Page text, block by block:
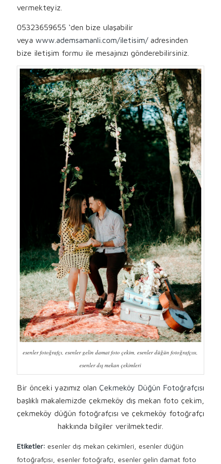
vermekteyiz.
05323659655 ‘den bize ulaşabilir
veya www.ademsamanli.com/iletisim/adresinden
bize iletişim formu ile mesajınızı gönderebilirsiniz.
esenler fotoğrafçı, esenler gelin damat foto çekim, esenler düğün fotoğrafçısı,
esenler dış mekan çekimleri
Bir önceki yazımız olan Çekmeköy Düğün Fotoğrafçısı
başlıklı makalemizde çekmeköy dış mekan foto çekim,
çekmeköy düğün fotoğrafçısı ve çekmeköy fotoğrafçı
hakkında bilgiler verilmektedir.
Etiketler: esenler dış mekan çekimleri
esenler düğün
fotoğrafçısı
esenler fotoğrafçı
esenler gelin damat foto